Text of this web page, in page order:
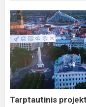
Tarptautinis
projektas
,,Baltų
literatūros
savaitė
2024“
Tarptautinis